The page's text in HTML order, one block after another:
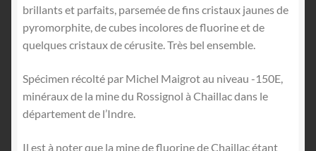
brillants et parfaits, parsemée de fins cristaux jaunes de
pyromorphite, de cubes incolores de fluorine et de
quelques cristaux de cérusite. Très bel ensemble.
Spécimen récolté par Michel Maigrot au niveau -150E,
minéraux de la mine du Rossignol à Chaillac dans le
département de l’Indre.
Il est à noter que la mine de fluorine de Chaillac étant